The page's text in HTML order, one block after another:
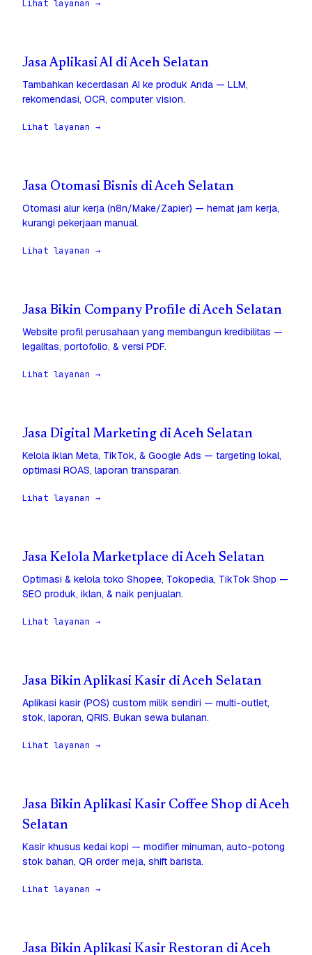
Lihat layanan →
Jasa Aplikasi AI di Aceh Selatan
Tambahkan kecerdasan AI ke produk Anda — LLM,
rekomendasi, OCR, computer vision.
Lihat layanan →
Jasa Otomasi Bisnis di Aceh Selatan
Otomasi alur kerja (n8n/Make/Zapier) — hemat jam kerja,
kurangi pekerjaan manual.
Lihat layanan →
Jasa Bikin Company Profile di Aceh Selatan
Website profil perusahaan yang membangun kredibilitas —
legalitas, portofolio, & versi PDF.
Lihat layanan →
Jasa Digital Marketing di Aceh Selatan
Kelola iklan Meta, TikTok, & Google Ads — targeting lokal,
optimasi ROAS, laporan transparan.
Lihat layanan →
Jasa Kelola Marketplace di Aceh Selatan
Optimasi & kelola toko Shopee, Tokopedia, TikTok Shop —
SEO produk, iklan, & naik penjualan.
Lihat layanan →
Jasa Bikin Aplikasi Kasir di Aceh Selatan
Aplikasi kasir (POS) custom milik sendiri — multi-outlet,
stok, laporan, QRIS. Bukan sewa bulanan.
Lihat layanan →
Jasa Bikin Aplikasi Kasir Coffee Shop di Aceh
Selatan
Kasir khusus kedai kopi — modifier minuman, auto-potong
stok bahan, QR order meja, shift barista.
Lihat layanan →
Jasa Bikin Aplikasi Kasir Restoran di Aceh